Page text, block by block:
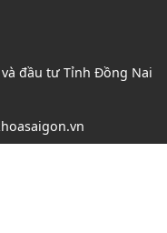
và đầu tư Tỉnh Đồng Nai